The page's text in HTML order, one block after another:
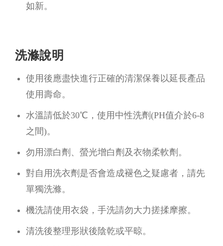
如新。
洗滌說明
使用後應盡快進行正確的清潔保養以延長產品
使用壽命。
水溫請低於30℃，使用中性洗劑(PH值介於6-8
之間)。
勿用漂白劑、螢光增白劑及衣物柔軟劑。
對自用洗衣劑是否會造成褪色之疑慮者，請先
單獨洗滌。
機洗請使用衣袋，手洗請勿大力搓揉摩擦。
清洗後整理形狀後陰乾或平晾。